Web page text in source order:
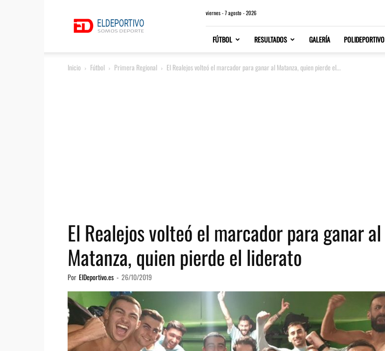
viernes - 7 agosto - 2026
FÚTBOL RESULTADOS GALERÍA POLIDEPORTIVO
Inicio Fútbol Primera Regional El Realejos volteó el marcador para ganar al Matanza, quien pierde el...
El Realejos volteó el marcador para ganar al
Matanza, quien pierde el liderato
Por ElDeportivo.es - 26/10/2019